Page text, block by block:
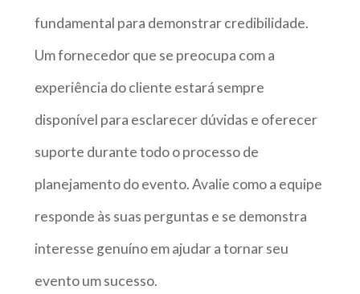
fundamental para demonstrar credibilidade.
Um fornecedor que se preocupa com a
experiência do cliente estará sempre
disponível para esclarecer dúvidas e oferecer
suporte durante todo o processo de
planejamento do evento. Avalie como a equipe
responde às suas perguntas e se demonstra
interesse genuíno em ajudar a tornar seu
evento um sucesso.